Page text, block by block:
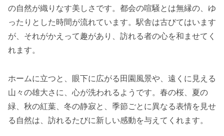
の自然が織りなす美しさです。都会の喧騒とは無縁の、ゆ
ったりとした時間が流れています。駅舎は古びてはいます
が、それがかえって趣があり、訪れる者の心を和ませてく
れます。
ホームに立つと、眼下に広がる田園風景や、遠くに見える
山々の雄大さに、心が洗われるようです。春の桜、夏の
緑、秋の紅葉、冬の静寂と、季節ごとに異なる表情を見せ
る自然は、訪れるたびに新しい感動を与えてくれます。